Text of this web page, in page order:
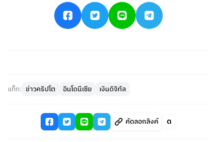
แท็ก: ข่าวคริปโต อินโดนีเซีย เงินดิจิทัล
คัดลอกลิงค์